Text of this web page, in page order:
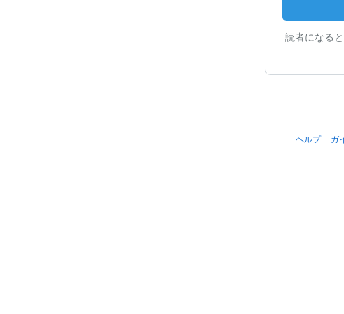
読者になる
ヘルプ
ガ